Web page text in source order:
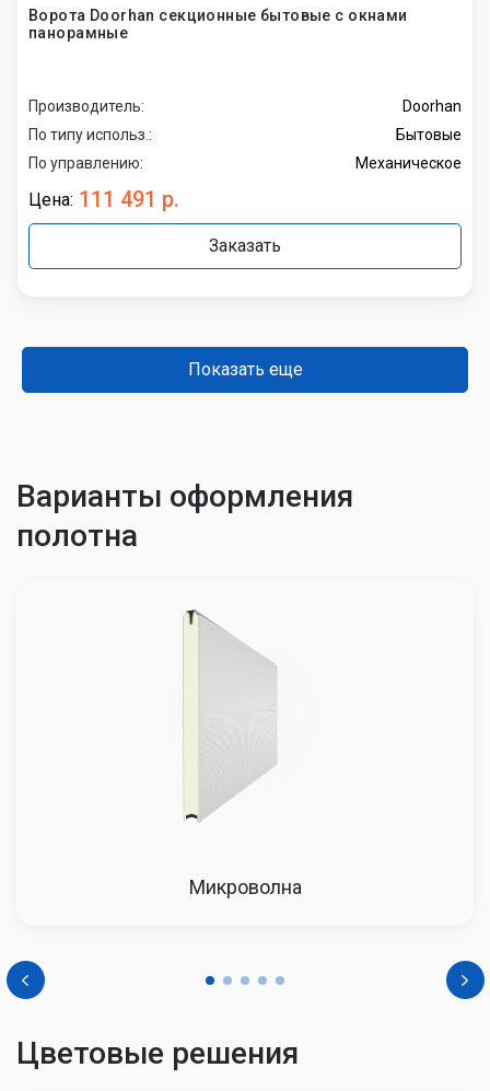
Ворота Doorhan секционные бытовые с окнами
панорамные
Производитель:
Doorhan
По типу использ.:
Бытовые
По управлению:
Механическое
Цена: 111 491 р.
Заказать
Показать еще
Варианты оформления
полотна
Микроволна
Цветовые решения